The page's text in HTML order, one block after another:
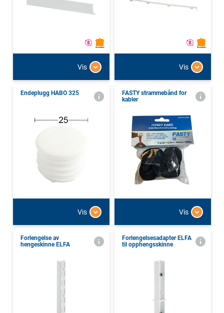
Vis Vis
Endeplugg HABO 325
Vis
FASTY strammebånd for
kabler
Vis
Forlengelse av
hengeskinne ELFA
Forlengelsesadapter ELFA
til opphengsskinne